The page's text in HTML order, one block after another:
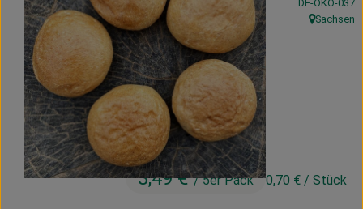
Kühltheke
Vorratskammer
Getränke
Haus, Garten & Co.
Über uns 3,49 €/ 5er Pack 0,70 € / Stück
DE-ÖKO-037
, Herkunft:
Sachsen